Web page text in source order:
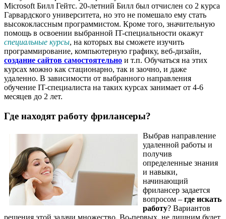
Microsoft Билл Гейтс. 20-летний Билл был отчислен со 2 курса
Гарвардского университета, но это не помешало ему стать
высококлассным программистом. Кроме того, значительную
помощь в освоении выбранной IT-специальности окажут
специальные курсы, на которых вы сможете изучить
программирование, компьютерную графику, веб-дизайн,
создание сайтов самостоятельно и т.п. Обучаться на этих
курсах можно как стационарно, так и заочно, и даже
удаленно. В зависимости от выбранного направления
обучение IT-специалиста на таких курсах занимает от 4-6
месяцев до 2 лет.
Где находят работу фрилансеры?
Выбрав направление
удаленной работы и
получив
определенные знания
и навыки,
начинающий
фрилансер задается
вопросом – где искать
работу? Вариантов
решения этой задачи множество. Во-первых, не лишним будет